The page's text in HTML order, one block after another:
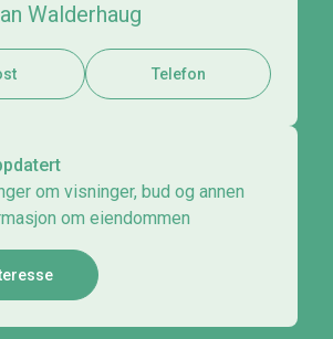
Walderhaug
Telefon
om visninger, bud og annen
om eiendommen